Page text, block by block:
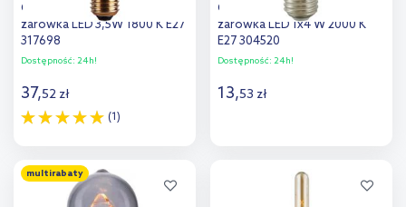
Goldlux DecoVintage
żarówka LED 3,5W 1800 K E27
317698
Dostępność: 24h!
37,52 zł
(1)
Dodaj do
Goldlux VintageAmber
żarówka LED 1x4 W 2000 K
E27 304520
Dostępność: 24h!
13,53 zł
Dodaj do
multirabaty